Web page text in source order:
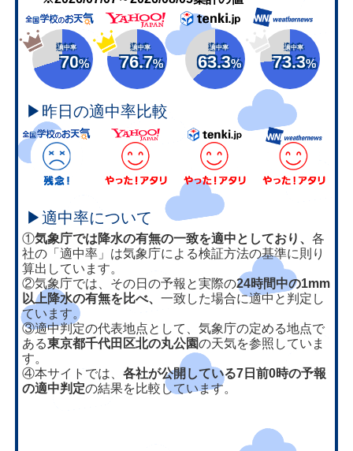
適中率
70%
適中率
76.7%
適中率
63.3%
適中率
73.3%
▶昨日の適中率比較
▶適中率について
①気象庁では降水の有無の一致を適中としており、各
社の「適中率」は気象庁による検証方法の基準に則り
算出しています。
②気象庁では、その日の予報と実際の24時間中の1mm
以上降水の有無を比べ、一致した場合に適中と判定し
ています。
③適中判定の代表地点として、気象庁の定める地点で
ある東京都千代田区北の丸公園の天気を参照していま
す。
④本サイトでは、各社が公開している7日前0時の予報
の適中判定の結果を比較しています。